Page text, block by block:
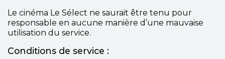
Le cinéma Le Sélect ne saurait être tenu pour
responsable en aucune manière d’une mauvaise
utilisation du service.
Conditions de service :